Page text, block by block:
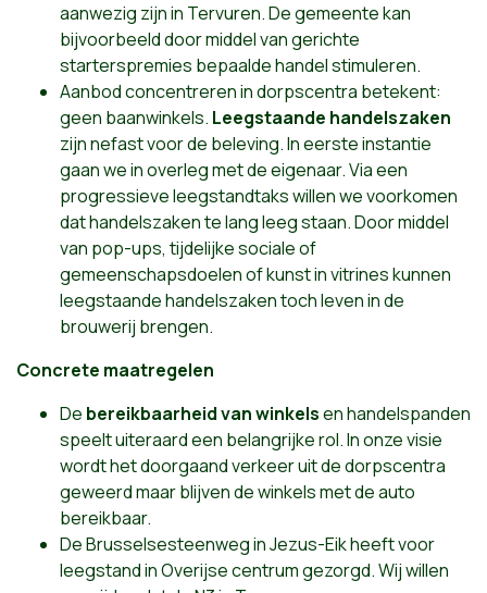
aanwezig zijn in Tervuren. De gemeente kan
bijvoorbeeld door middel van gerichte
starterspremies bepaalde handel stimuleren.
Aanbod concentreren in dorpscentra betekent:
geen baanwinkels. Leegstaande handelszaken
zijn nefast voor de beleving. In eerste instantie
gaan we in overleg met de eigenaar. Via een
progressieve leegstandtaks willen we voorkomen
dat handelszaken te lang leeg staan. Door middel
van pop-ups, tijdelijke sociale of
gemeenschapsdoelen of kunst in vitrines kunnen
leegstaande handelszaken toch leven in de
brouwerij brengen.
Concrete maatregelen
De bereikbaarheid van winkelsen handelspanden
speelt uiteraard een belangrijke rol. In onze visie
wordt het doorgaand verkeer uit de dorpscentra
geweerd maar blijven de winkels met de auto
bereikbaar.
De Brusselsesteenweg in Jezus-Eik heeft voor
leegstand in Overijse centrum gezorgd. Wij willen